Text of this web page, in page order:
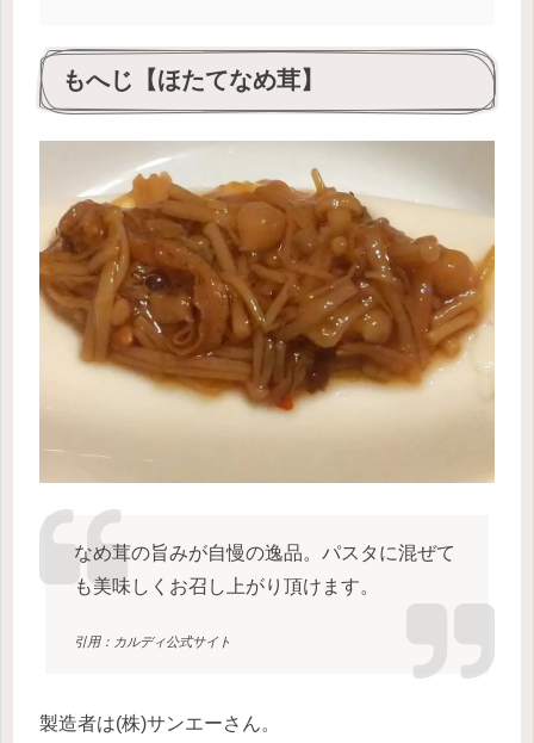
もへじ【ほたてなめ茸】
なめ茸の旨みが自慢の逸品。パスタに混ぜて
も美味しくお召し上がり頂けます。
引用：カルディ公式サイト
製造者は(株)サンエーさん。